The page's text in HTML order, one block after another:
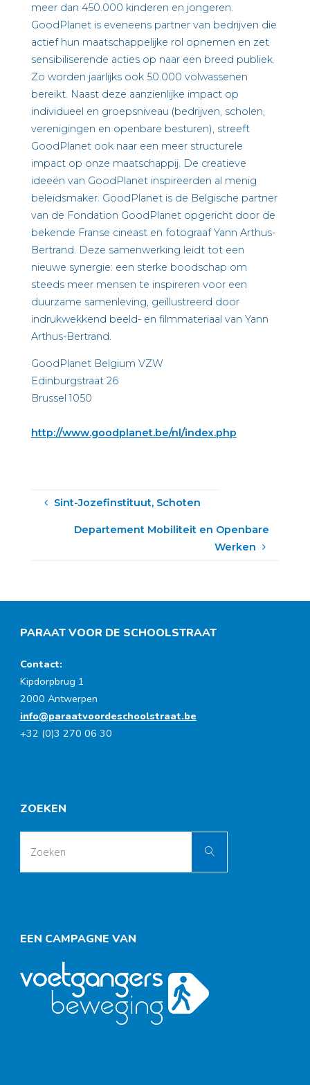
meer dan 450.000 kinderen en jongeren.
GoodPlanet is eveneens partner van bedrijven die
actief hun maatschappelijke rol opnemen en zet
sensibiliserende acties op naar een breed publiek.
Zo worden jaarlijks ook 50.000 volwassenen
bereikt. Naast deze aanzienlijke impact op
individueel en groepsniveau (bedrijven, scholen,
verenigingen en openbare besturen), streeft
GoodPlanet ook naar een meer structurele
impact op onze maatschappij. De creatieve
ideeën van GoodPlanet inspireerden al menig
beleidsmaker. GoodPlanet is de Belgische partner
van de Fondation GoodPlanet opgericht door de
bekende Franse cineast en fotograaf Yann Arthus-
Bertrand. Deze samenwerking leidt tot een
nieuwe synergie: een sterke boodschap om
steeds meer mensen te inspireren voor een
duurzame samenleving, geïllustreerd door
indrukwekkend beeld- en filmmateriaal van Yann
Arthus-Bertrand.
GoodPlanet Belgium VZW
Edinburgstraat 26
Brussel 1050
http://www.goodplanet.be/nl/index.php
Sint-Jozefinstituut, Schoten
Departement Mobiliteit en Openbare
Werken
PARAAT VOOR DE SCHOOLSTRAAT
Contact:
Kipdorpbrug 1
2000 Antwerpen
info@paraatvoordeschoolstraat.be
+32 (0)3 270 06 30
ZOEKEN
Zoeken
EEN CAMPAGNE VAN